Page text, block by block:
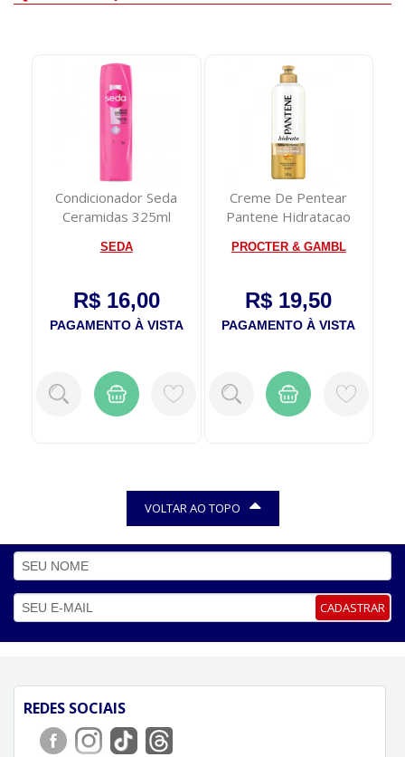
Condicionador Seda
Ceramidas 325ml
SEDA
R$ 16,00
PAGAMENTO À VISTA
Creme De Pentear
Pantene Hidratacao
PROCTER & GAMBL
R$ 19,50
PAGAMENTO À VISTA
VOLTAR AO TOPO
CADASTRAR
REDES SOCIAIS